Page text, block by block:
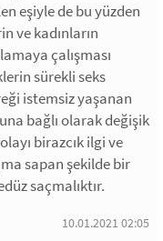
eşiyle de bu yüzden
ve kadınların
çalışması
sürekli seks
istemsiz yaşanan
bağlı olarak değişik
birazcık ilgi ve
sapan şekilde bir
saçmalıktır.
10.01.2021 02:05